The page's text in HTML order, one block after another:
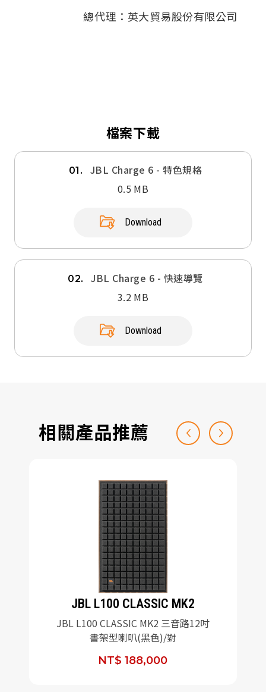
總代理：英大貿易股份有限公司
檔案下載
01.
JBL Charge 6 - 特色規格
0.5 MB
Download
02.
JBL Charge 6 - 快速導覽
3.2 MB
Download
相關產品推薦
JBL L100 CLASSIC MK2
JBL L100 CLASSIC MK2 三音路12吋
書架型喇叭(黑色)/對
NT$ 188,000